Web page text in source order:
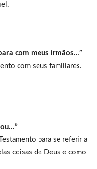
com meus irmãos…”
com seus familiares.
para se referir a
coisas de Deus e como